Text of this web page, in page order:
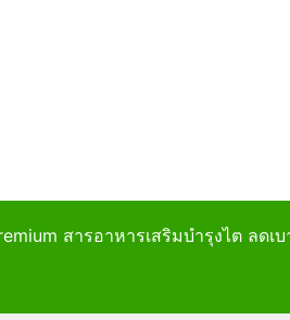
สารอาหารเสริมบำรุงไต ลดเ